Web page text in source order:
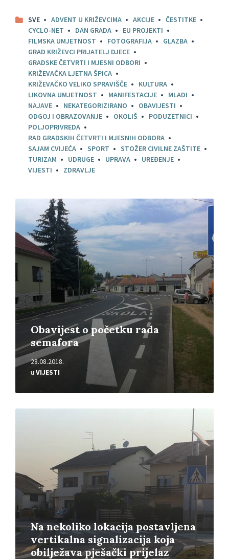
SVE ADVENT U KRIŽEVCIMA AKCIJE
ČESTITKE
CYCLO-NET
DAN GRADA
EU PROJEKTI
FILMSKA UMJETNOST
FOTOGRAFIJA
GLAZBA
GRAD KRIŽEVCI PRIJATELJ DJECE
GRADSKE ČETVRTI I MJESNI ODBORI
KRIŽEVAČKA LJETNA ŠPICA
KRIŽEVAČKO VELIKO SPRAVIŠČE
KULTURA
LIKOVNA UMJETNOST
MANIFESTACIJE
MLADI
NAJAVE
NEKATEGORIZIRANO
OBAVIJESTI
ODGOJ I OBRAZOVANJE
OKOLIŠ
PODUZETNICI
POLJOPRIVREDA
RAD GRADSKIH ČETVRTI I MJESNIH ODBORA
SAJAM CVIJEĆA
SPORT
STOŽER CIVILNE ZAŠTITE
TURIZAM
UDRUGE UPRAVA
UREĐENJE
VIJESTI
ZDRAVLJE
Obavijest o početku rada
semafora
28.08.2018.
u VIJESTI
Pročitajte
Na nekoliko lokacija postavljena
vertikalna signalizacija koja
obilježava pješački prijelaz